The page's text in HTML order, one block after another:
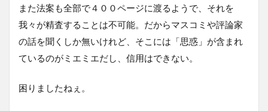
また法案も全部で４００ページに渡るようで、それを
我々が精査することは不可能。だからマスコミや評論家
の話を聞くしか無いけれど、そこには「思惑」が含まれ
ているのがミエミエだし、信用はできない。
困りましたねぇ。